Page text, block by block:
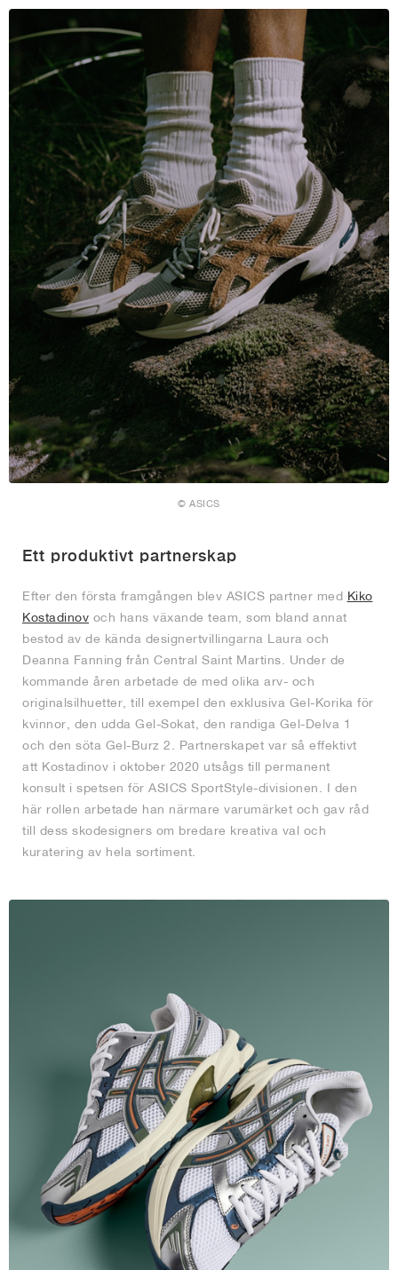
© ASICS
Ett produktivt partnerskap
Efter den första framgången blev ASICS partner med Kiko
Kostadinov och hans växande team, som bland annat
bestod av de kända designertvillingarna Laura och
Deanna Fanning från Central Saint Martins. Under de
kommande åren arbetade de med olika arv- och
originalsilhuetter, till exempel den exklusiva Gel-Korika för
kvinnor, den udda Gel-Sokat, den randiga Gel-Delva 1
och den söta Gel-Burz 2. Partnerskapet var så effektivt
att Kostadinov i oktober 2020 utsågs till permanent
konsult i spetsen för ASICS SportStyle-divisionen. I den
här rollen arbetade han närmare varumärket och gav råd
till dess skodesigners om bredare kreativa val och
kuratering av hela sortiment.